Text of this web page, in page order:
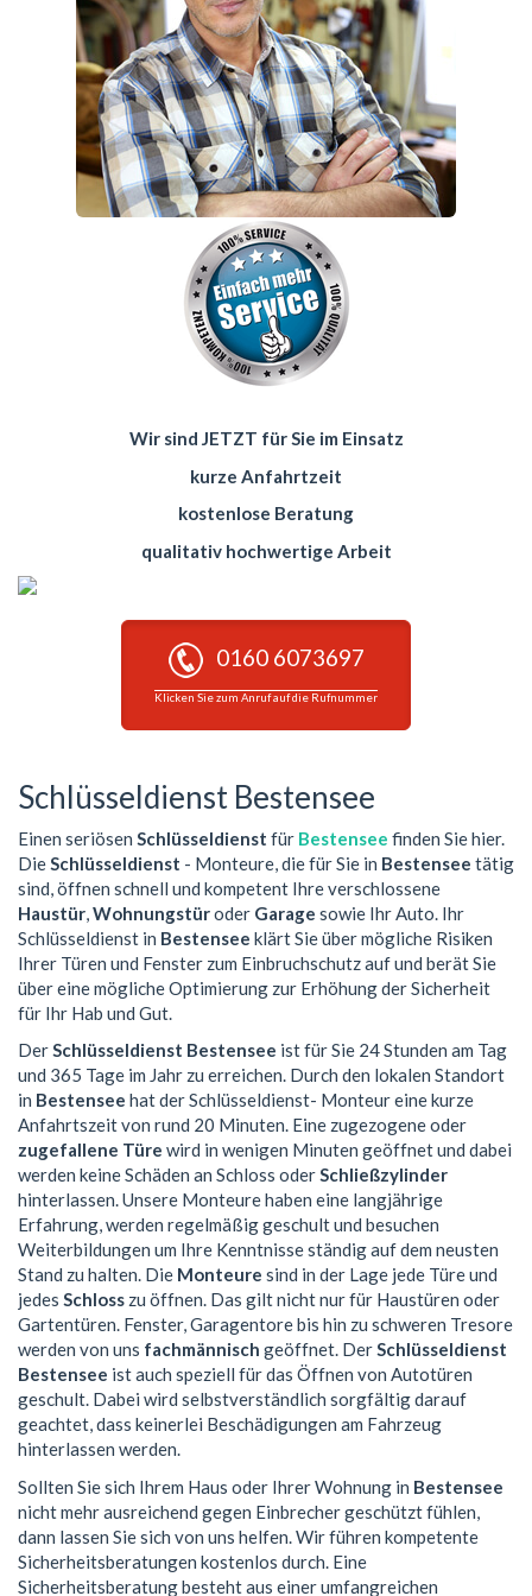
Wir sind JETZT für Sie im Einsatz
kurze Anfahrtzeit
kostenlose Beratung
qualitativ hochwertige Arbeit
0160 6073697
Klicken Sie zum Anruf auf die Rufnummer
Schlüsseldienst Bestensee
Einen seriösen Schlüsseldienst für Bestensee finden Sie hier.
DieSchlüsseldienst - Monteure, die für Sie in Bestensee tätig
sind, öffnen schnell und kompetent Ihre verschlossene
Haustür,Wohnungstüroder Garage sowie Ihr Auto. Ihr
Schlüsseldienst in Bestensee klärt Sie über mögliche Risiken
Ihrer Türen und Fenster zum Einbruchschutz auf und berät Sie
über eine mögliche Optimierung zur Erhöhung der Sicherheit
für Ihr Hab und Gut.
DerSchlüsseldienst Bestensee ist für Sie 24 Stunden am Tag
und 365 Tage im Jahr zu erreichen. Durch den lokalen Standort
in Bestensee hat der Schlüsseldienst- Monteur eine kurze
Anfahrtszeit von rund 20 Minuten. Eine zugezogene oder
zugefallene Türe wird in wenigen Minuten geöffnet und dabei
werden keine Schäden an Schloss oderSchließzylinder
hinterlassen. Unsere Monteure haben eine langjährige
Erfahrung, werden regelmäßig geschult und besuchen
Weiterbildungen um Ihre Kenntnisse ständig auf dem neusten
Stand zu halten. Die Monteure sind in der Lage jede Türe und
jedes Schloss zu öffnen. Das gilt nicht nur für Haustüren oder
Gartentüren. Fenster, Garagentore bis hin zu schweren Tresore
werden von uns fachmännisch geöffnet. DerSchlüsseldienst
Bestensee ist auch speziell für das Öffnen von Autotüren
geschult. Dabei wird selbstverständlich sorgfältig darauf
geachtet, dass keinerlei Beschädigungen am Fahrzeug
hinterlassen werden.
Sollten Sie sich Ihrem Haus oder Ihrer Wohnung in Bestensee
nicht mehr ausreichend gegen Einbrecher geschützt fühlen,
dann lassen Sie sich von uns helfen. Wir führen kompetente
Sicherheitsberatungen kostenlos durch. Eine
Sicherheitsberatung besteht aus einer umfangreichen